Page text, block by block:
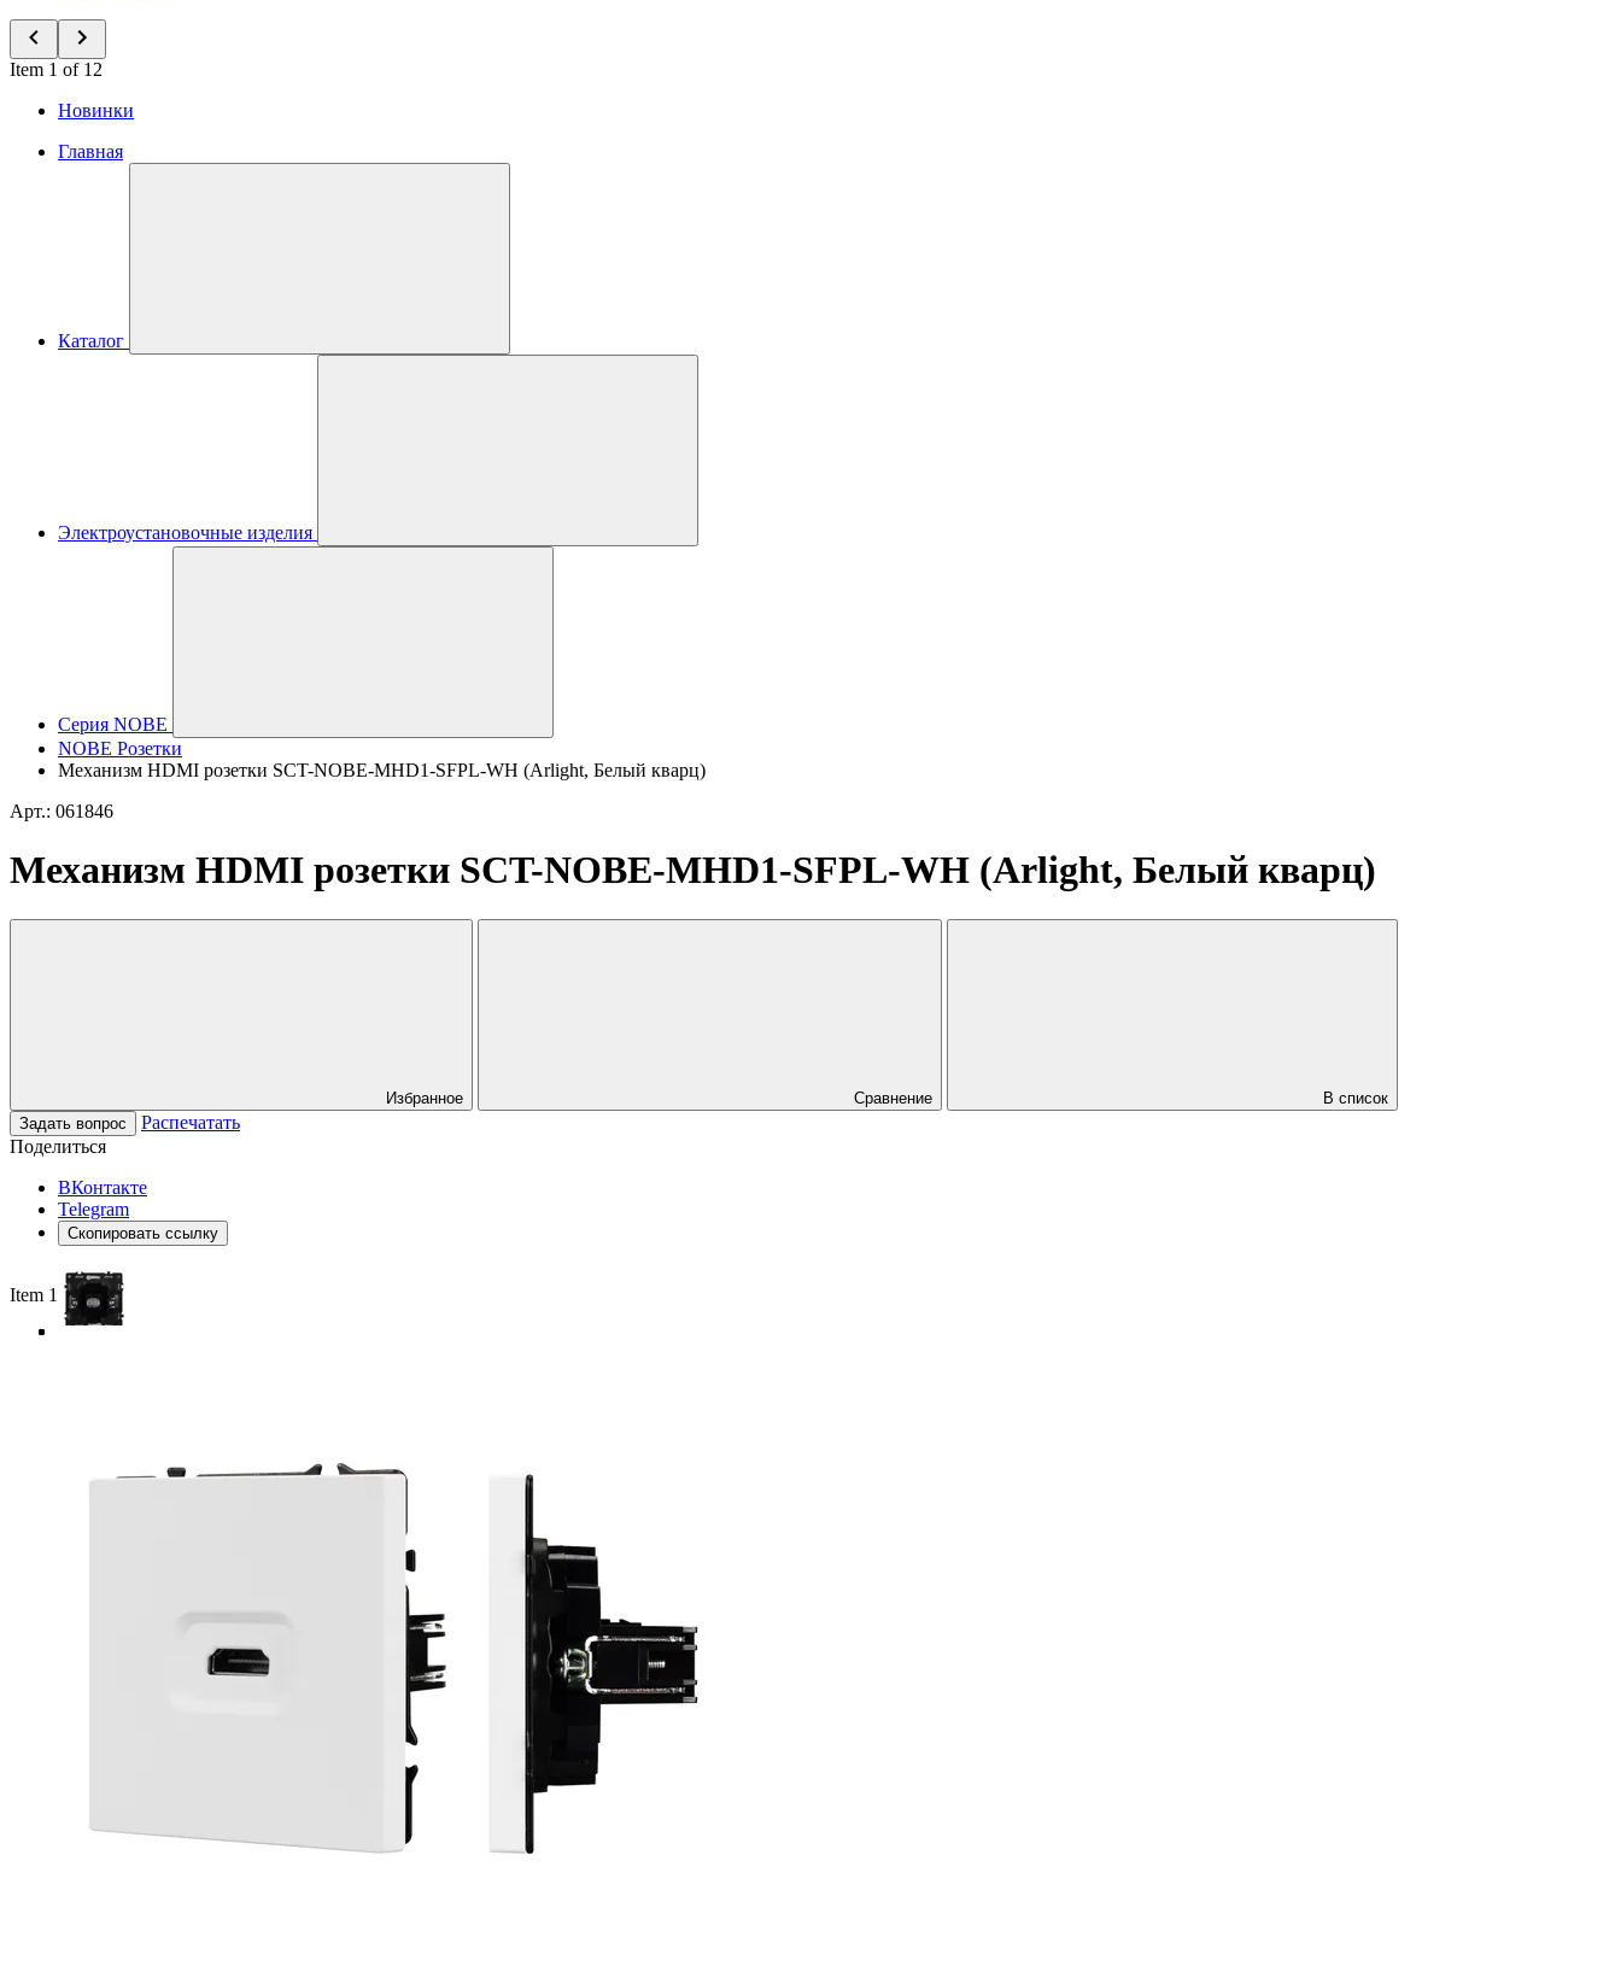
Item 1 of 12
Новинки
Главная
Каталог
Электроустановочные изделия
Серия NOBE
NOBE Розетки
Механизм HDMI розетки SCT-NOBE-MHD1-SFPL-WH (Arlight, Белый кварц)
Арт.: 061846
Механизм HDMI розетки SCT-NOBE-MHD1-SFPL-WH (Arlight, Белый кварц)
Избранное Сравнение
В список
Задать вопрос
Распечатать
Поделиться
ВКонтакте
Telegram
Скопировать ссылку
Item 1 of 4